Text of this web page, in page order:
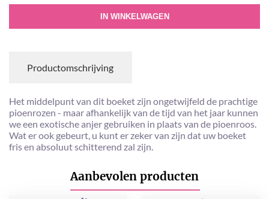
IN WINKELWAGEN
Productomschrijving
Het middelpunt van dit boeket zijn ongetwijfeld de prachtige
pioenrozen - maar afhankelijk van de tijd van het jaar kunnen
we een exotische anjer gebruiken in plaats van de pioenroos.
Wat er ook gebeurt, u kunt er zeker van zijn dat uw boeket
fris en absoluut schitterend zal zijn.
Aanbevolen producten